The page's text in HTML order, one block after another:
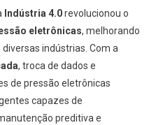
Indústria 4.0revolucionou o
eletrônicas, melhorando
indústrias. Com a
, troca de dados e
de pressão eletrônicas
capazes de
preditiva e